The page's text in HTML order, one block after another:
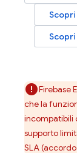
Firebase
che la
incompatibili
supporto
SLA